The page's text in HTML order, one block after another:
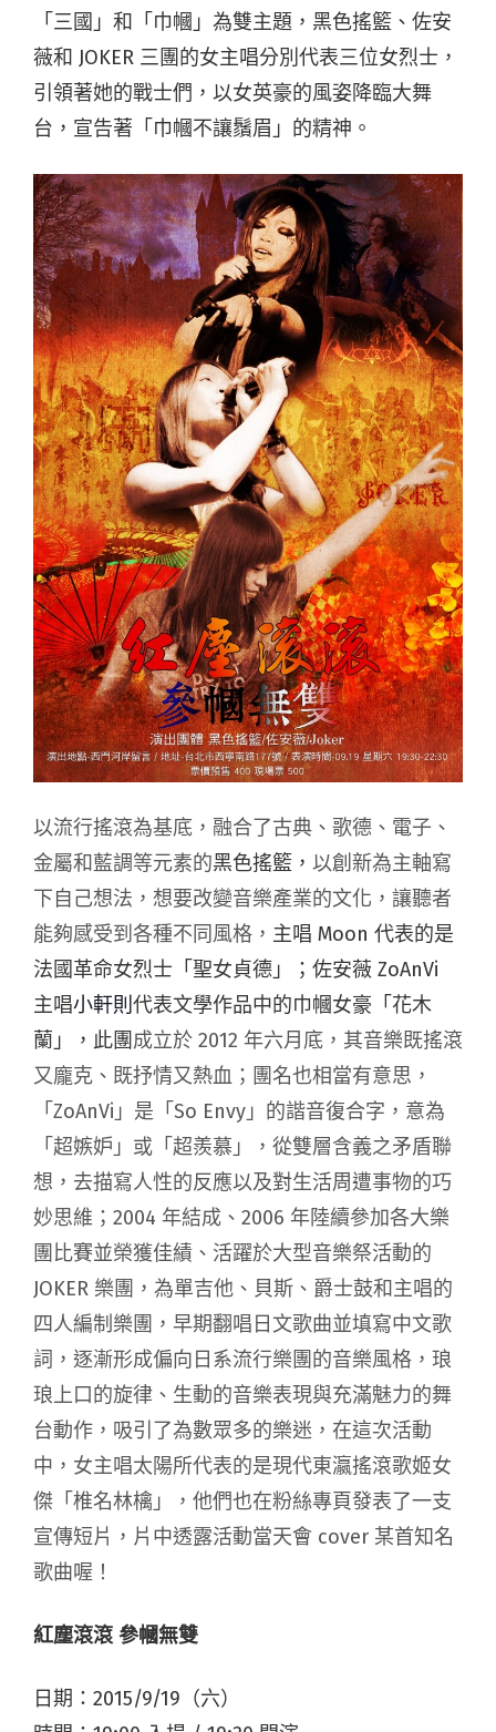
「三國」和「巾幗」為雙主題，黑色搖籃、佐安
薇和 JOKER 三團的女主唱分別代表三位女烈士，
引領著她的戰士們，以女英豪的風姿降臨大舞
台，宣告著「巾幗不讓鬚眉」的精神。
以流行搖滾為基底，融合了古典、歌德、電子、
金屬和藍調等元素的黑色搖籃， 以創新為主軸寫
下自己想法，想要改變音樂產業的文化，讓聽者
能夠感受到各種不同風格， 主唱 Moon 代表的是
法國革命女烈士「聖女貞德」；佐安薇 ZoAnVi
主唱小軒則 代表文學作品中的巾幗女豪「花木
蘭」，此團成立於 2012 年六月底，其音樂既搖滾
又龐克、既抒情又熱血；團名也相當有意思，
「 ZoAnVi」是「So Envy」 的諧音復合字，意為
「超嫉妒」或「超羨慕」，從雙層含義之矛盾聯
想，去描寫人性的反應以及對生活周遭事物的巧
妙思維； 2004 年結成、2006 年陸續參加各大樂
團比賽並榮獲佳績、活躍於大型音樂祭活動的
JOKER 樂團，為單吉他、貝斯、爵士鼓和主唱的
四人編制樂團，早期翻唱日文歌曲並填寫中文歌
詞，逐漸形成偏向日系流行樂團的音樂風格，琅
琅上口的旋律、生動的音樂表現與充滿魅力的舞
台動作，吸引了為數眾多的樂迷，在這次活動
中，女主唱太陽所代表的是現代東瀛搖滾歌姬女
傑「椎名林檎」，他們也在粉絲專頁發表了一支
宣傳短片，片中透露活動當天會 cover 某首知名
歌曲喔！
紅塵滾滾 參幗無雙
日期：2015/9/19（六）